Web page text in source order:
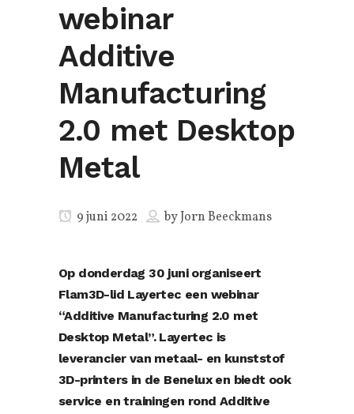
webinar
Additive
Manufacturing
2.0 met Desktop
Metal
9 juni 2022 byJorn Beeckmans
Op donderdag 30 juni organiseert
Flam3D-lid Layertec een webinar
“Additive Manufacturing 2.0 met
Desktop Metal”. Layertec is
leverancier van metaal- en kunststof
3D-printers in de Benelux en biedt ook
service en trainingen rond Additive